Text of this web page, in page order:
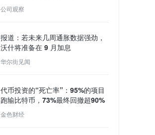
公司观察
报道：若未来几周通胀数据强劲，
沃什将准备在 9 月加息
华尔街见闻
代币投资的“死亡率”：95%的项目
跑输比特币，73%最终回撤超90%
金色财经